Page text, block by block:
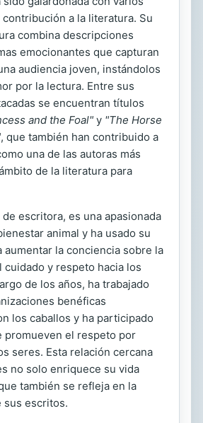
a la literatura. Su
combina descripciones
emocionantes que capturan
audiencia joven, instándolos
por la lectura. Entre sus
se encuentran títulos
and the Foal" y "The Horse
, que también han contribuido a
una de las autoras más
de la literatura para
de escritora, es una apasionada
animal y ha usado su
aumentar la conciencia sobre la
cuidado y respeto hacia los
de los años, ha trabajado
benéficas
los caballos y ha participado
promueven el respeto por
seres. Esta relación cercana
no solo enriquece su vida
también se refleja en la
sus escritos.